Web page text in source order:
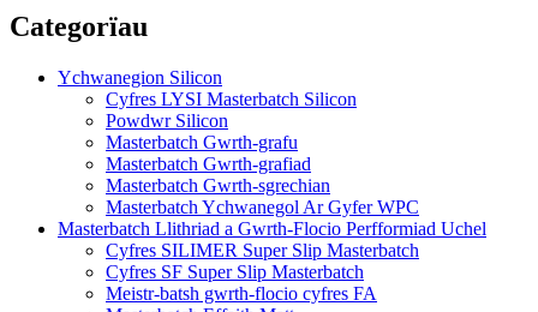
Categorïau
Ychwanegion Silicon
Cyfres LYSI Masterbatch Silicon
Powdwr Silicon
Masterbatch Gwrth-grafu
Masterbatch Gwrth-grafiad
Masterbatch Gwrth-sgrechian
Masterbatch Ychwanegol Ar Gyfer WPC
Masterbatch Llithriad a Gwrth-Flocio Perfformiad Uchel
Cyfres SILIMER Super Slip Masterbatch
Cyfres SF Super Slip Masterbatch
Meistr-batsh gwrth-flocio cyfres FA